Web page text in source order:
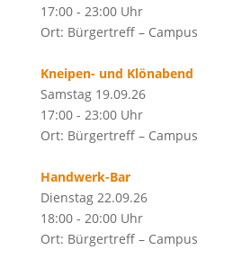
17:00 - 23:00 Uhr
Ort: Bürgertreff – Campus
Kneipen- und Klönabend
Samstag 19.09.26
17:00 - 23:00 Uhr
Ort: Bürgertreff – Campus
Handwerk-Bar
Dienstag 22.09.26
18:00 - 20:00 Uhr
Ort: Bürgertreff – Campus